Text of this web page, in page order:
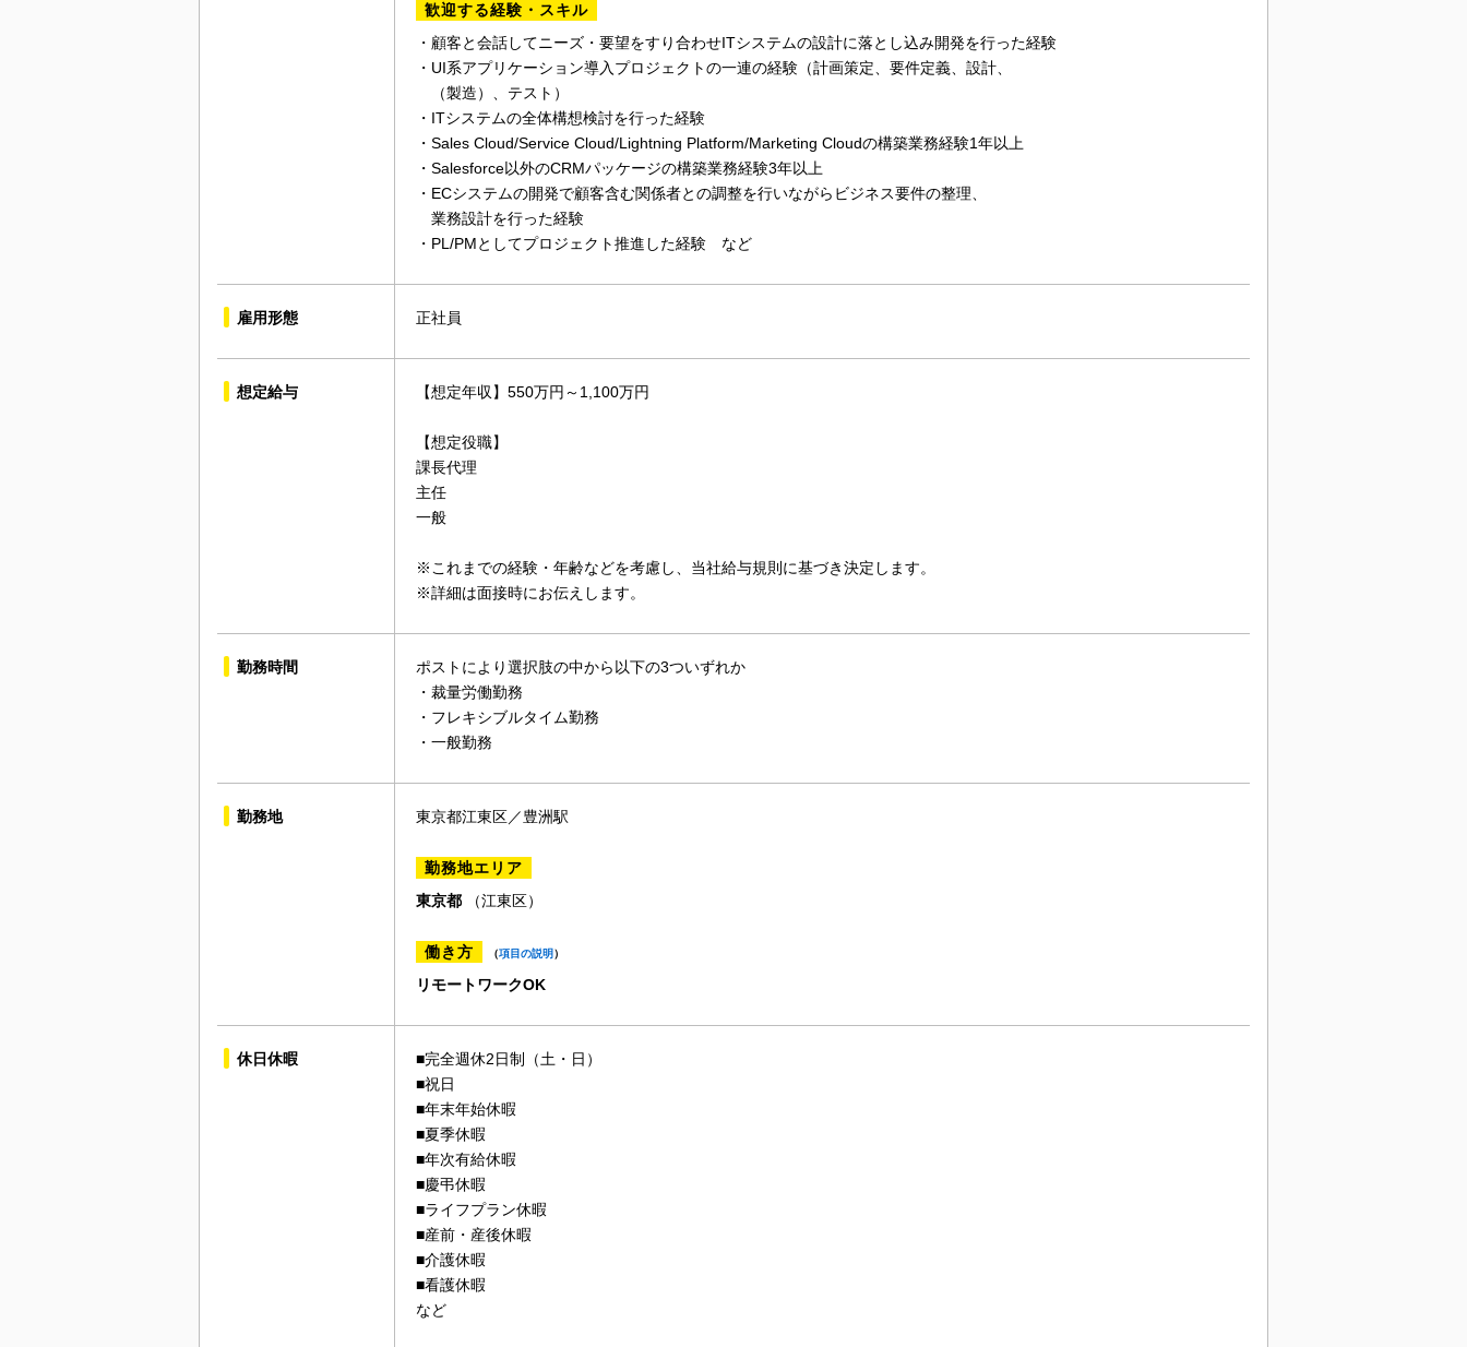
歓迎する経験・スキル
・顧客と会話してニーズ・要望をすり合わせITシステムの設計に落とし込み開発を行った経験
・UI系アプリケーション導入プロジェクトの一連の経験（計画策定、要件定義、設計、
（製造）、テスト）
・ITシステムの全体構想検討を行った経験
・Sales Cloud/Service Cloud/Lightning Platform/Marketing Cloudの構築業務経験1年以上
・Salesforce以外のCRMパッケージの構築業務経験3年以上
・ECシステムの開発で顧客含む関係者との調整を行いながらビジネス要件の整理、
業務設計を行った経験
・PL/PMとしてプロジェクト推進した経験 など
雇用形態 正社員
想定給与 【想定年収】550万円～1,100万円
【想定役職】
課長代理
主任
一般
※これまでの経験・年齢などを考慮し、当社給与規則に基づき決定します。
※詳細は面接時にお伝えします。
勤務時間
ポストにより選択肢の中から以下の3ついずれか
・裁量労働勤務
・フレキシブルタイム勤務
・一般勤務
勤務地 東京都江東区／豊洲駅
勤務地エリア
東京都 （江東区）
働き方 （項目の説明）
リモートワークOK
休日休暇
■完全週休2日制（土・日）
■祝日
■年末年始休暇
■夏季休暇
■年次有給休暇
■慶弔休暇
■ライフプラン休暇
■産前・産後休暇
■介護休暇
■看護休暇
など